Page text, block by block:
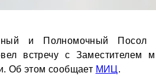
и Полномочный Посол
встречу с Заместителем
Об этом сообщает МИЦ .